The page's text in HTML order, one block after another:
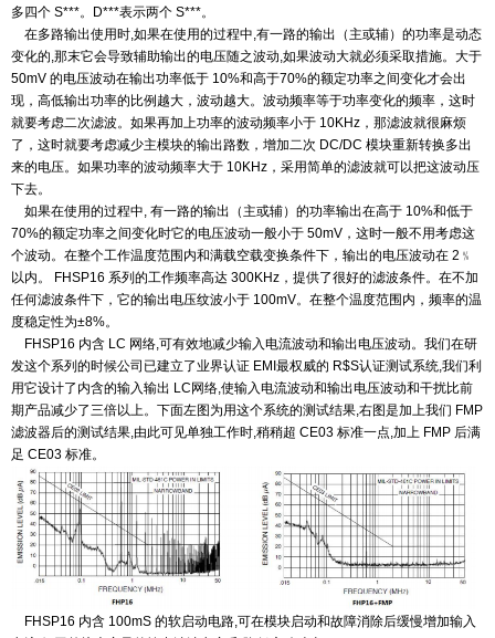
多四个 S***。D***表示两个 S***。
在多路输出使用时,如果在使用的过程中,有一路的输出（主或辅）的功率是动态
变化的,那末它会导致辅助输出的电压随之波动,如果波动大就必须采取措施。大于
50mV 的电压波动在输出功率低于 10%和高于70%的额定功率之间变化才会出
现，高低输出功率的比例越大，波动越大。波动频率等于功率变化的频率，这时
就要考虑二次滤波。如果再加上功率的波动频率小于 10KHz，那滤波就很麻烦
了，这时就要考虑减少主模块的输出路数，增加二次 DC/DC 模块重新转换多出
来的电压。如果功率的波动频率大于 10KHz，采用简单的滤波就可以把这波动压
下去。
如果在使用的过程中, 有一路的输出（主或辅）的功率输出在高于 10%和低于
70%的额定功率之间变化时它的电压波动一般小于 50mV，这时一般不用考虑这
个波动。 在整个工作温度范围内和满载空载变换条件下，输出的电压波动在 2﹪
以内。 FHSP16 系列的工作频率高达 300KHz，提供了很好的滤波条件。在不加
任何滤波条件下，它的输出电压纹波小于 100mV。在整个温度范围内，频率的温
度稳定性为±8%。
FHSP16 内含 LC 网络,可有效地减少输入电流波动和输出电压波动。我们在研
发这个系列的时候公司 已建立了业界认证 EMI最权威的 R$S认证测试系统,我们利
用它设计了内含的输入输出 LC网络,使输入电流波动和输出电压波动和干扰比前
期产品减少了三倍以上。下面左图为用这个系统的测试结果,右图是加上我们 FMP
滤波器后的测试结果,由此可见单独工作时,稍稍超 CE03 标准一点,加上 FMP 后满
足 CE03 标准。
FHSP16 内含 100mS 的软启动电路,可在模块启动和故障消除后缓慢增加输入